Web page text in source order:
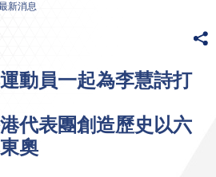
新消息
動員一起為李慧詩打
代表團創造歷史以六
奧